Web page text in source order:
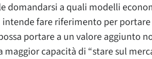
domandarsi a quali modelli
fare riferimento per
portare a un valore aggiunto
maggior capacità di “stare sul